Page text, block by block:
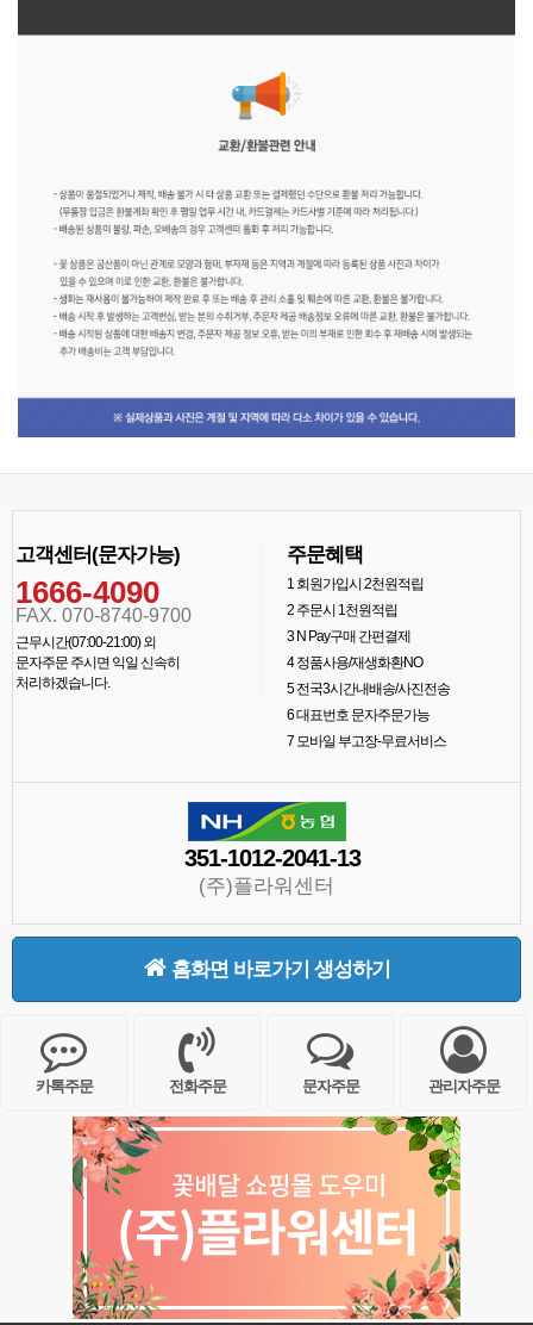
고객센터(문자가능)
1666-4090
FAX. 070-8740-9700
근무시간(07:00-21:00) 외
문자주문 주시면 익일 신속히
처리하겠습니다.
주문혜택
1회원가입시 2천원적립
2주문시 1천원적립
3N Pay구매 간편결제
4정품사용/재생화환NO
5전국3시간내배송/사진전송
6대표번호 문자주문가능
7모바일 부고장-무료서비스
351-1012-2041-13
(주)플라워센터
홈화면 바로가기 생성하기
카톡주문 전화주문 문자주문 관리자주문